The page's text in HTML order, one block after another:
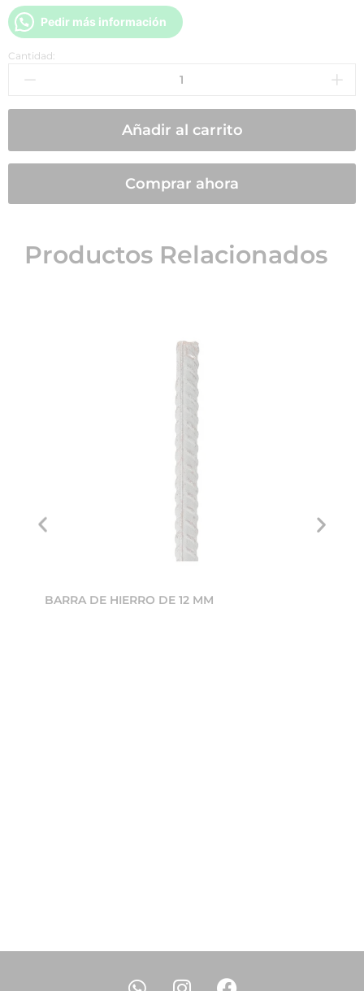
Pedir más información
Cantidad:
Añadir al carrito
Comprar ahora
Productos Relacionados
BARRA DE HIERRO DE 12 MM